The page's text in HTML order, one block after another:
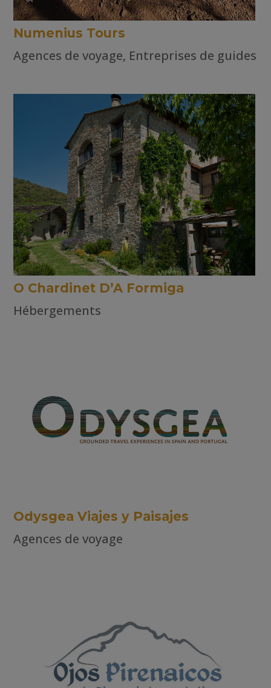
Numenius Tours
Agences de voyage, Entreprises de guides
O Chardinet D’A Formiga
Hébergements
Odysgea Viajes y Paisajes
Agences de voyage